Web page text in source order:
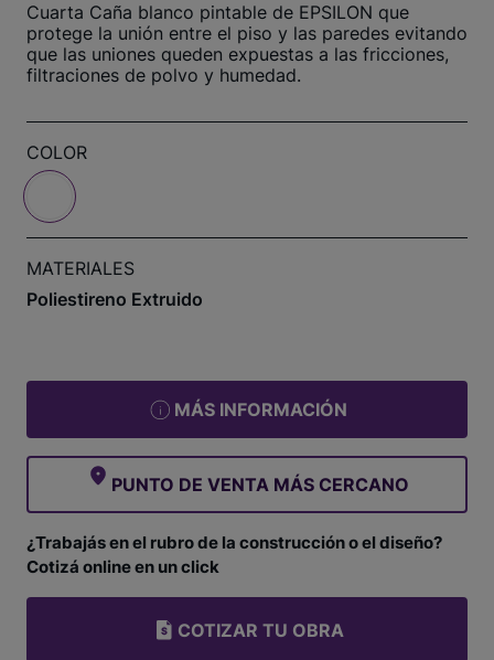
Cuarta Caña blanco pintable de EPSILON que
protege la unión entre el piso y las paredes evitando
que las uniones queden expuestas a las fricciones,
filtraciones de polvo y humedad.
COLOR
MATERIALES
Poliestireno Extruido
MÁS INFORMACIÓN
PUNTO DE VENTA MÁS CERCANO
¿Trabajás en el rubro de la construcción o el diseño?
Cotizá online en un click
COTIZAR TU OBRA